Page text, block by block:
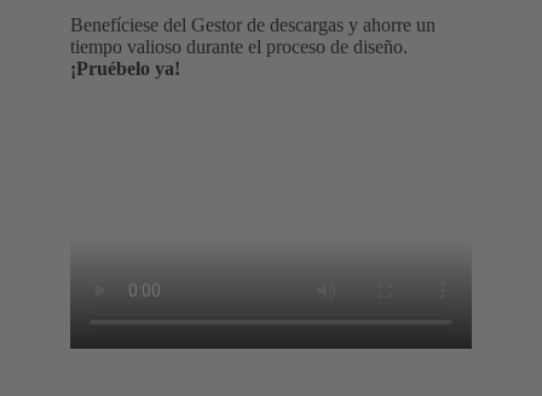
Benefíciese del Gestor de descargas y ahorre un
tiempo valioso durante el proceso de diseño.
¡Pruébelo ya!